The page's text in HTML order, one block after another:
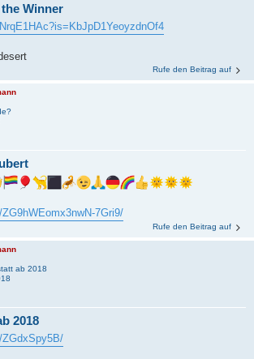
Winner
Rufe den Beitrag auf
7Gri9/
Rufe den Beitrag auf
ab 2018
2018